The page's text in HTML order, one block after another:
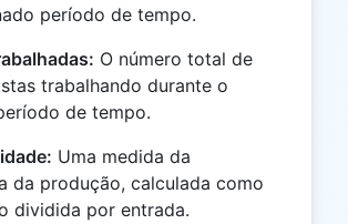
período de tempo.
O número total de
trabalhando durante o
de tempo.
Uma medida da
da produção, calculada como
dividida por entrada.